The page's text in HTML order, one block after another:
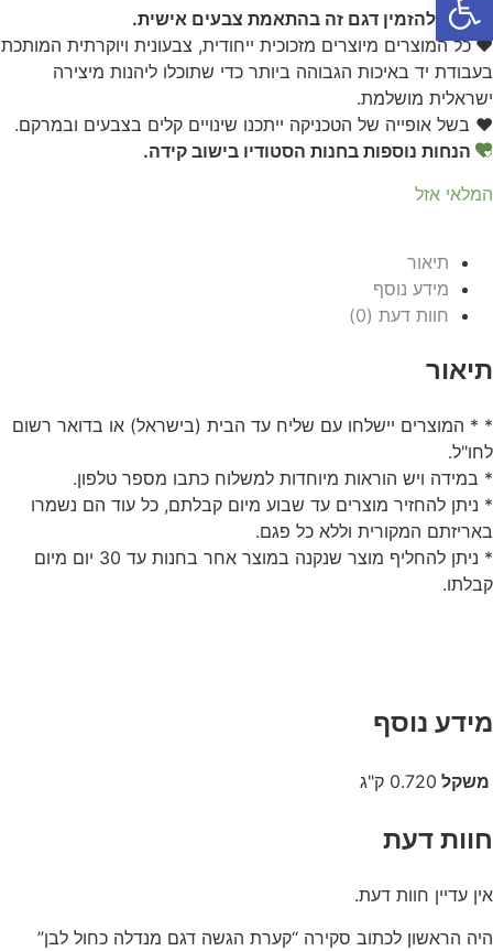
ניתן להזמין דגם זה בהתאמת צבעים אישית.
♥כל המוצרים מיוצרים מזכוכית ייחודית, צבעונית ויוקרתית המותכת
בעבודת יד באיכות הגבוהה ביותר כדי שתוכלו ליהנות מיצירה
ישראלית מושלמת.
♥ בשל אופייה של הטכניקה ייתכנו שינויים קלים בצבעים ובמרקם.
הנחות נוספות בחנות הסטודיו בישוב קידה.
המלאי אזל
תיאור
מידע נוסף
חוות דעת (0)
תיאור
* * המוצרים יישלחו עם שליח עד הבית (בישראל) או בדואר רשום
לחו"ל.
* במידה ויש הוראות מיוחדות למשלוח כתבו מספר טלפון.
* ניתן להחזיר מוצרים עד שבוע מיום קבלתם, כל עוד הם נשמרו
באריזתם המקורית וללא כל פגם.
* ניתן להחליף מוצר שנקנה במוצר אחר בחנות עד 30 יום מיום
קבלתו.
מידע נוסף
משקל 0.720 ק"ג
חוות דעת
אין עדיין חוות דעת.
היה הראשון לכתוב סקירה “קערת הגשה דגם מנדלה כחול לבן”